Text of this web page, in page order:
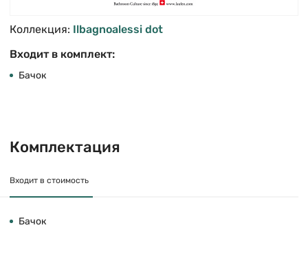
Коллекция: Ilbagnoalessi dot
Входит в комплект:
Бачок
Комплектация
Входит в стоимость
Бачок